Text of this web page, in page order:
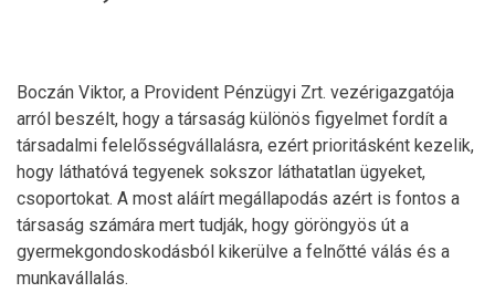
Boczán Viktor, a Provident Pénzügyi Zrt. vezérigazgatója
arról beszélt, hogy a társaság különös figyelmet fordít a
társadalmi felelősségvállalásra, ezért prioritásként kezelik,
hogy láthatóvá tegyenek sokszor láthatatlan ügyeket,
csoportokat. A most aláírt megállapodás azért is fontos a
társaság számára mert tudják, hogy göröngyös út a
gyermekgondoskodásból kikerülve a felnőtté válás és a
munkavállalás.